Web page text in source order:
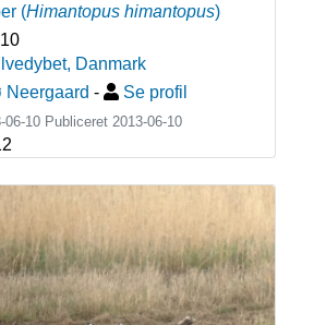
(Himantopus himantopus)
, Danmark
Neergaard - Se profil
06-10 Publiceret 2013-06-10